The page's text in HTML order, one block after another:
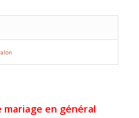
mariage en général